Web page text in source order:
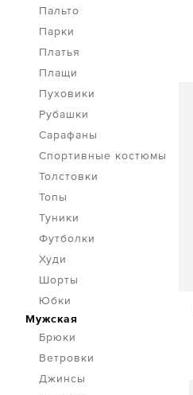
Пальто
Парки
Платья
Плащи
Пуховики
Рубашки
Сарафаны
Спортивные костюмы
Толстовки
Топы
Туники
Футболки
Худи
Шорты
Юбки
Мужская
Брюки
Ветровки
Джинсы